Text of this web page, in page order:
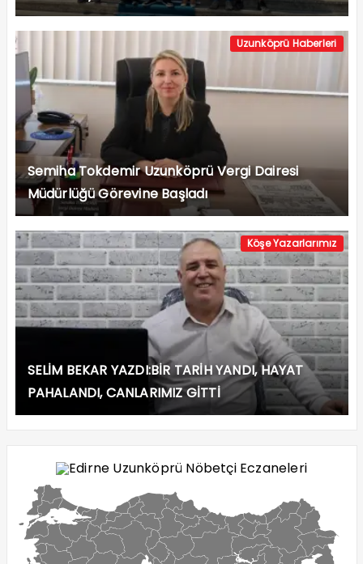
Uzunköprü Haberleri
Semiha Tokdemir Uzunköprü Vergi Dairesi
Müdürlüğü Görevine Başladı
Köşe Yazarlarımız
SELİM BEKAR YAZDI:BİR TARİH YANDI, HAYAT
PAHALANDI, CANLARIMIZ GİTTİ